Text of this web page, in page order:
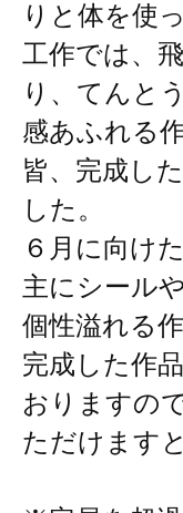
りと体を使
工作では、
り、てんと
感あふれる
皆、完成し
した。
６月に向け
主にシール
個性溢れる
完成した作
おりますの
ただけます